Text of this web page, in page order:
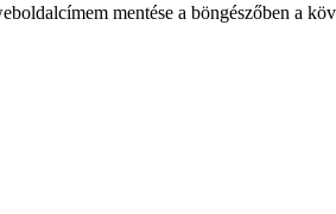
mentése a böngészőben a